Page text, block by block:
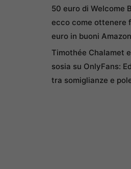
50 euro di Welcome
ecco come ottenere
euro in buoni Amazon
Timothée Chalamet
sosia su OnlyFans:
tra somiglianze e